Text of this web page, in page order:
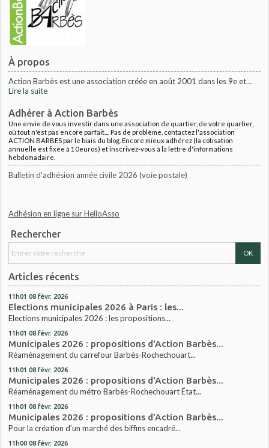
À propos
Action Barbès est une association créée en août 2001 dans les 9e et...
Lire la suite
Adhérer à Action Barbès
Une envie de vous investir dans une association de quartier, de votre quartier,
où tout n'est pas encore parfait.... Pas de problème, contactez l'association
ACTION BARBES par le biais du blog. Encore mieux adhérez (la cotisation
annuelle est fixée à 10euros) et inscrivez-vous à la lettre d'informations
hebdomadaire.
Bulletin d'adhésion année civile 2026 (voie postale)
Adhésion en ligne sur HelloAsso
Rechercher
Articles récents
11h01 08 févr. 2026
Elections municipales 2026 à Paris : les...
Elections municipales 2026 : les propositions...
11h01 08 févr. 2026
Municipales 2026 : propositions d'Action Barbès...
Réaménagement du carrefour Barbès-Rochechouart...
11h01 08 févr. 2026
Municipales 2026 : propositions d'Action Barbès...
Réaménagement du métro Barbès-Rochechouart État...
11h01 08 févr. 2026
Municipales 2026 : propositions d'Action Barbès...
Pour la création d’un marché des biffins encadré...
11h00 08 févr. 2026